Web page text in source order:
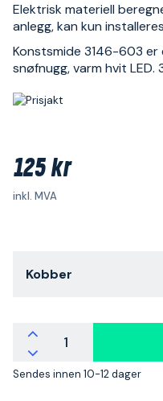
Elektrisk materiell
anlegg, kan kun
Konstsmide 3146-603 er
snøfnugg, varm hvit LED.
125 kr
inkl. MVA
Kobber
Sendes innen 10-12 dager